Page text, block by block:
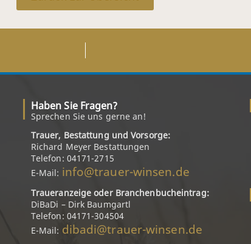
Haben Sie Fragen?
Sprechen Sie uns gerne an!
Trauer, Bestattung und Vorsorge:
Richard Meyer Bestattungen
Telefon: 04171-2715
E-Mail: info@trauer-winsen.de
Traueranzeige oder Branchenbucheintrag:
DiBaDi – Dirk Baumgartl
Telefon: 04171-304504
E-Mail: dibadi@trauer-winsen.de